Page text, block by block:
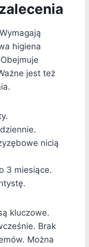
higiena
jest też
nicią
3 miesiące.
kluczowe.
Brak
Można